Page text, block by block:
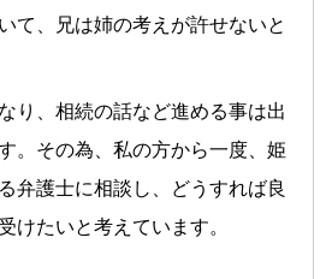
て、兄は姉の考えが許せないと
り、相続の話など進める事は出
。その為、私の方から一度、姫
弁護士に相談し、どうすれば良
けたいと考えています。